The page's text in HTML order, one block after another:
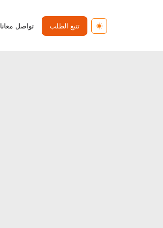
Toggle theme
تواصل معانا تتبع الطلب